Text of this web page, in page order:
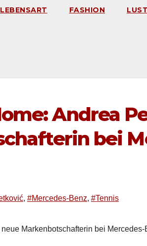
LEBENSART FASHION
Andrea
bei
, #Mercedes-Benz, #Tennis